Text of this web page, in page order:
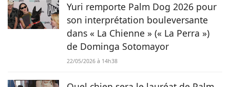
Yuri remporte Palm Dog 2026 pour
son interprétation bouleversante
dans « La Chienne » (« La Perra »)
de Dominga Sotomayor
22/05/2026 à 14h38